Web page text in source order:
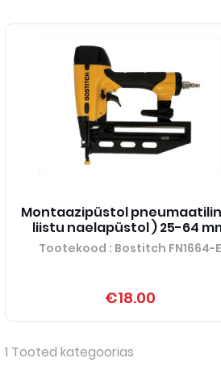
Montaazipüstol
liistu naelapüstol ) 25-64
Tootekood : Bostitch FN1664-E
€18.00
1 Tooted kategoorias